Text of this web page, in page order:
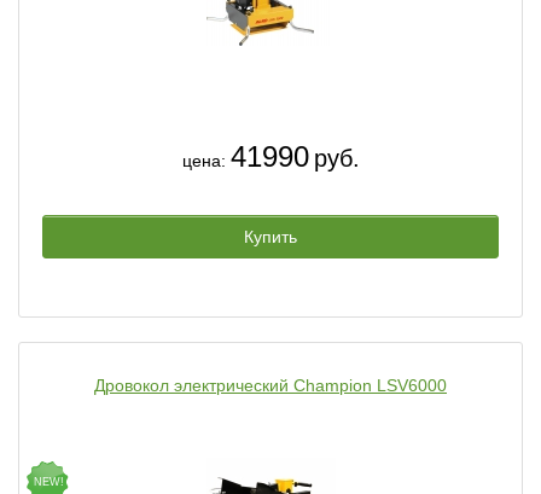
цена: 41990 руб.
Купить
Дровокол электрический Champion LSV6000
NEW!